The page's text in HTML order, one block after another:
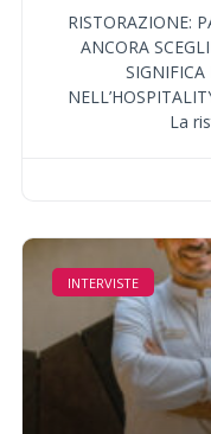
RISTORAZIONE:
ANCORA
SIGNIFICA
La
INTERVISTE